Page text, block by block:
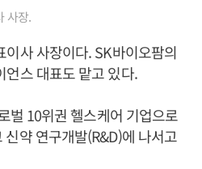
사장.
이사 사장이다. SK바이오팜의
언스 대표도 맡고 있다.
벌 10위권 헬스케어 기업으로
약 연구개발(R&D)에 나서고